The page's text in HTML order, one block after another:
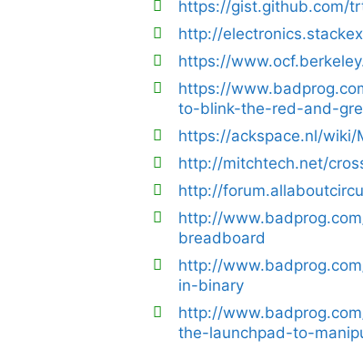
https://gist.github.com/
http://
https://
https://
to-blink-the-red-and-
https://ackspace.nl/wiki/
http://mitchtech.net/
http://
http://
breadboard
http://
in-binary
http://
the-launchpad-to-